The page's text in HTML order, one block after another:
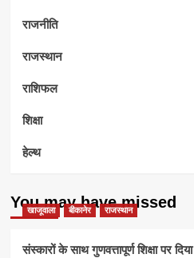
राजनीति
राजस्थान
राशिफल
शिक्षा
हेल्थ
You may have missed
खाजूवाला बीकानेर राजस्थान
संस्कारों के साथ गुणवत्तापूर्ण शिक्षा पर दिया